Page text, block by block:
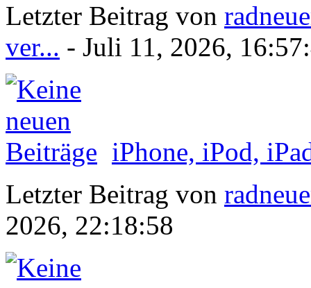
Letzter Beitrag von
ver... - Juli 11, 2026,
iPhone, iPod,
Letzter Beitrag von
2026, 22:18:58